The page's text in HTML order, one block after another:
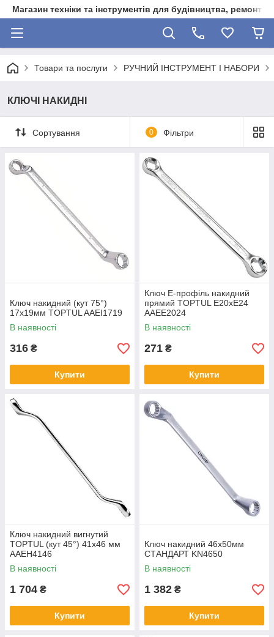
Магазин техніки та інструментів для будівництва, ремонту,
Товари та послуги РУЧНИЙ ІНСТРУМЕНТ І НАБОРИ
КЛЮЧІ НАКИДНІ
Сортування 0 Фільтри
Ключ накидний (кут 75°)
17х19мм TOPTUL AAEI1719
В наявності
316 ₴
Купити
Ключ Е-профіль накидний
прямий TOPTUL E20xE24
AAEE2024
В наявності
271 ₴
Купити
Ключ накидний вигнутий
TOPTUL (кут 45°) 41х46 мм
AAEH4146
В наявності
1 704 ₴
Купити
Ключ накидний 46х50мм
СТАНДАРТ KN4650
В наявності
1 382 ₴
Купити